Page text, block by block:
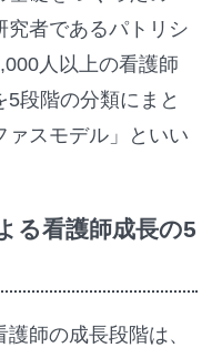
究者であるパトリシ
人以上の看護師
段階の分類にまと
ァスモデル」といい
る看護師成長の5
師の成長段階は、